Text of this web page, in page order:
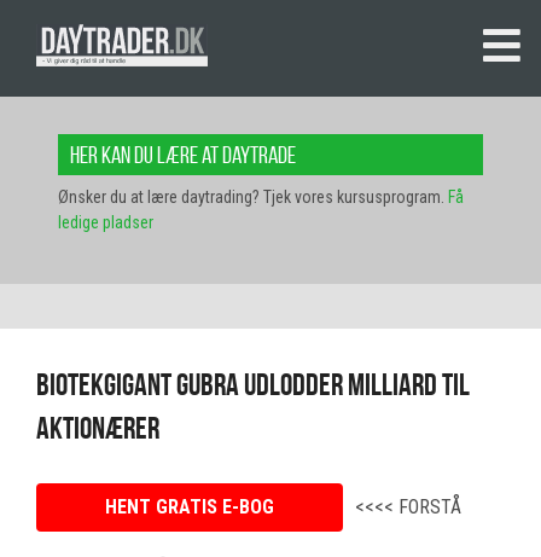
Her kan du lære at daytrade
Ønsker du at lære daytrading? Tjek vores kursusprogram. Få
ledige pladser
Biotekgigant Gubra Udlodder Milliard til
Aktionærer
HENT GRATIS E-BOG <<<< FORSTÅ